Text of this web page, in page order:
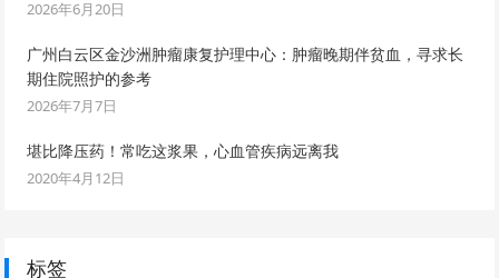
2026年6月20日
广州白云区金沙洲肿瘤康复护理中心：肿瘤晚期伴贫血，寻求长
期住院照护的参考
2026年7月7日
堪比降压药！常吃这浆果，心血管疾病远离我
2020年4月12日
标签